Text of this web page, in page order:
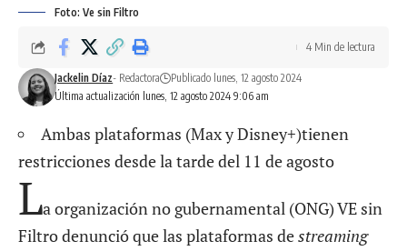
Foto: Ve sin Filtro
Última actualización lunes, 12 agosto 2024 9:06 am
Jackelin Díaz- Redactora Publicado lunes, 12 agosto 2024
4 Min de lectura
Ambas plataformas (Max y Disney+)tienen
restricciones desde la tarde del 11 de agosto
La organización no gubernamental (ONG) VE sin
Filtro denunció que las plataformas destreaming